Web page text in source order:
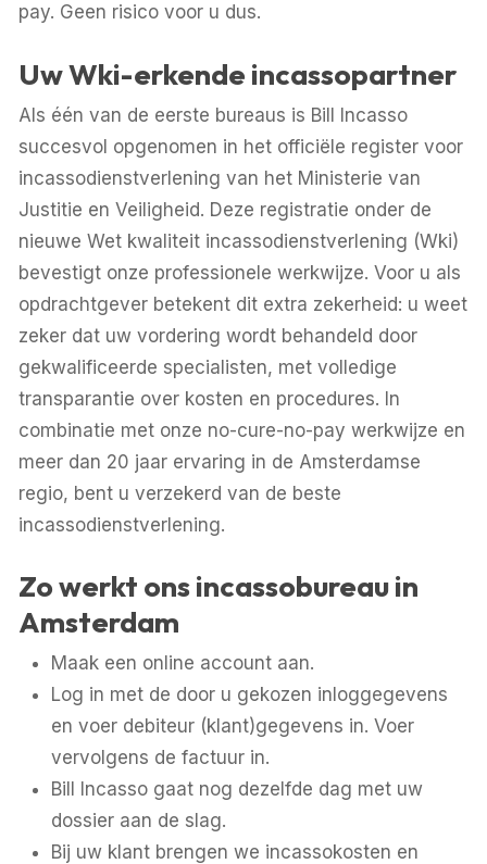
pay. Geen risico voor u dus.
Uw Wki-erkende incassopartner
Als één van de eerste bureaus is Bill Incasso
succesvol opgenomen in het officiële register voor
incassodienstverlening van het Ministerie van
Justitie en Veiligheid. Deze registratie onder de
nieuwe Wet kwaliteit incassodienstverlening (Wki)
bevestigt onze professionele werkwijze. Voor u als
opdrachtgever betekent dit extra zekerheid: u weet
zeker dat uw vordering wordt behandeld door
gekwalificeerde specialisten, met volledige
transparantie over kosten en procedures. In
combinatie met onze no-cure-no-pay werkwijze en
meer dan 20 jaar ervaring in de Amsterdamse
regio, bent u verzekerd van de beste
incassodienstverlening.
Zo werkt ons incassobureau in
Amsterdam
Maak een online account aan.
Log in met de door u gekozen inloggegevens
en voer debiteur (klant)gegevens in. Voer
vervolgens de factuur in.
Bill Incasso gaat nog dezelfde dag met uw
dossier aan de slag.
Bij uw klant brengen we incassokosten en